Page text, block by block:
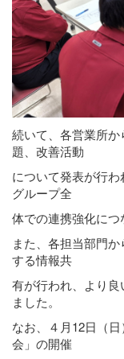
続いて、各営業所
題、改善活動
について発表が行わ
グループ全
体での連携強化につ
また、各担当部門
する情報共
有が行われ、より
ました。
なお、４月12日（
会」の開催